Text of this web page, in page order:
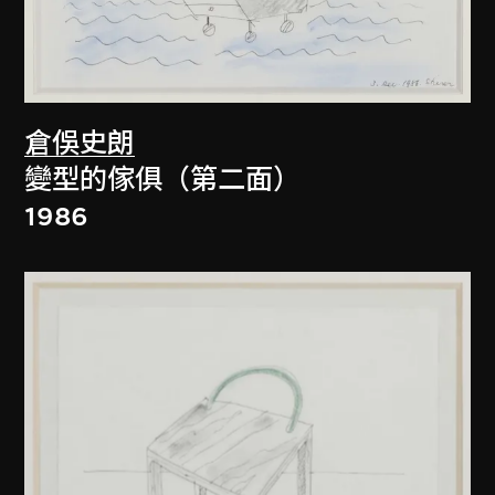
倉俁史朗
變型的傢俱（第二面）
1986